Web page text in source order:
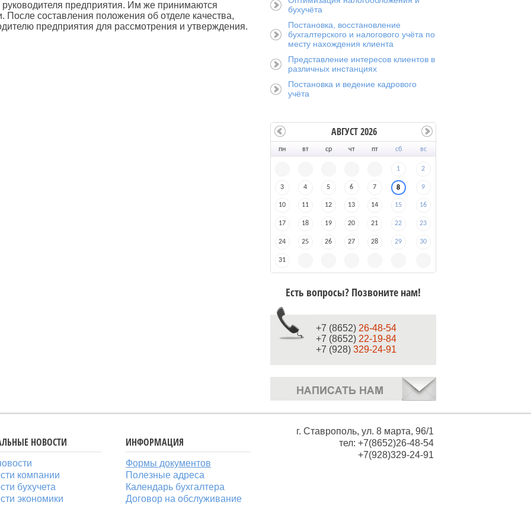
предприятия. Им же принимаются
После составления положения об отделе качества,
предприятия для рассмотрения и утверждения.
бухучёта
Постановка, восстановление
бухгалтерского и налогового учёта по
месту нахождения клиента
Представление интересов клиентов в
различных инстанциях
Постановка и ведение кадрового
учёта
пн вт ср чт пт сб вс
1 2
3 4 5 6 7 8 9
10 11 12 13 14 15 16
17 18 19 20 21 22 23
24 25 26 27 28 29 30
31
АВГУСТ 2026
Есть вопросы? Позвоните нам!
+7 (8652) 26-48-54
+7 (8652) 22-19-84
+7 (928) 329-24-91
НОВОСТИ
компании
бухучета
экономики
ИНФОРМАЦИЯ
Формы документов
Полезные адреса
Календарь бухгалтера
Договор на обслуживание
г. Ставрополь, ул. 8 марта, 96/1
тел: +7(8652)26-48-54
+7(928)329-24-91